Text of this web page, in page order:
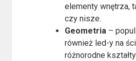
elementy wnętrza,
czy nisze.
Geometria –
również led-y na
różnorodne